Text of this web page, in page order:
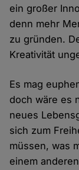
ein großer
denn mehr
zu gründen.
Kreativität
Es mag
doch wäre es
neues
sich zum
müssen, was
einem